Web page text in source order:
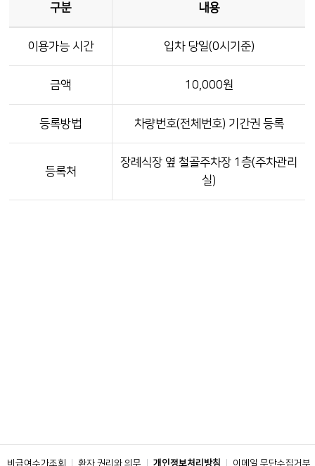
구분 내용
이용가능 시간 입차 당일(0시기준)
금액 10,000원
등록방법 차량번호(전체번호) 기간권 등록
등록처
장례식장 옆 철골주차장 1층(주차관리
실)
비급여수가조회 환자 권리와 의무 개인정보처리방침 이메일 무단수집거부